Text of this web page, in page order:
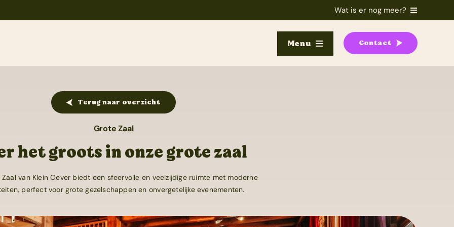
Wat is er nog meer?
Ponykamp
Manege
Schoolkamp
Contact
Menu
Personeelsfeest
Verjaardag
Familiedag
Feestzalen
Themafeesten
Contact
Terug naar overzicht
Grote Zaal
het groots in onze grote zaal
Zaal van Klein Oever biedt een sfeervolle en veelzijdige ruimte met moderne
perfect voor grote gezelschappen en onvergetelijke evenementen.